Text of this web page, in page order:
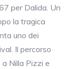
per Dalida. Un
la tragica
uno dei
Il percorso
Nilla Pizzi e